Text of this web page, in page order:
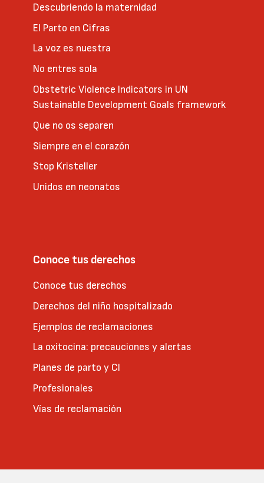
Descubriendo la maternidad
El Parto en Cifras
La voz es nuestra
No entres sola
Obstetric Violence Indicators in UN
Sustainable Development Goals framework
Que no os separen
Siempre en el corazón
Stop Kristeller
Unidos en neonatos
Conoce tus derechos
Conoce tus derechos
Derechos del niño hospitalizado
Ejemplos de reclamaciones
La oxitocina: precauciones y alertas
Planes de parto y CI
Profesionales
Vías de reclamación